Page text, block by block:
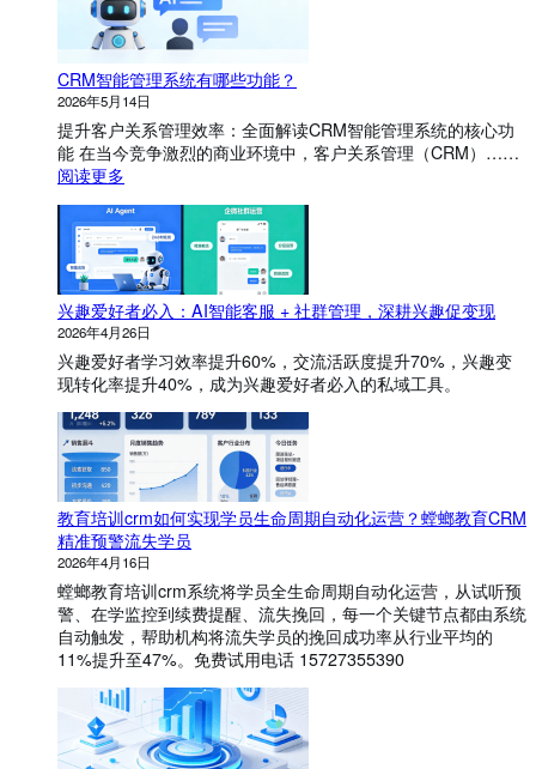
CRM智能管理系统有哪些功能？
2026年5月14日
提升客户关系管理效率：全面解读CRM智能管理系统的核心功
能 在当今竞争激烈的商业环境中，客户关系管理（CRM）……
阅读更多
R
M
智
能
管
理
系
统
哪
些
功
能
？
兴趣爱好者必入：AI智能客服 + 社群管理，深耕兴趣促变现
2026年4月26日
兴趣爱好者学习效率提升60%，交流活跃度提升70%，兴趣变
现转化率提升40%，成为兴趣爱好者必入的私域工具。
教育培训crm如何实现学员生命周期自动化运营？螳螂教育CRM
精准预警流失学员
2026年4月16日
螳螂教育培训crm系统将学员全生命周期自动化运营，从试听预
警、在学监控到续费提醒、流失挽回，每一个关键节点都由系统
自动触发，帮助机构将流失学员的挽回成功率从行业平均的
11%提升至47%。免费试用电话 15727355390